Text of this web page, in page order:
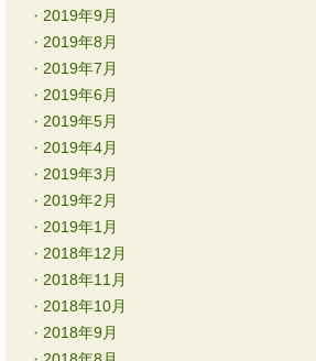
2019年9月
2019年8月
2019年7月
2019年6月
2019年5月
2019年4月
2019年3月
2019年2月
2019年1月
2018年12月
2018年11月
2018年10月
2018年9月